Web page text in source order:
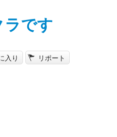
ラです
入り リポート